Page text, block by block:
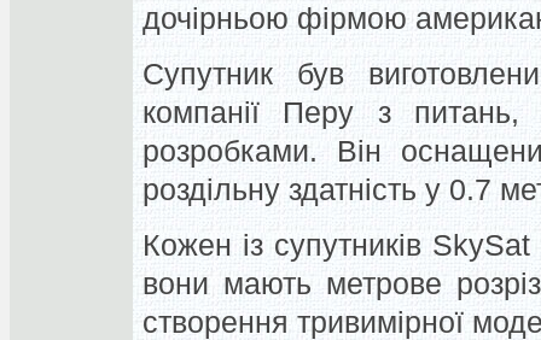
дочірньою фірмою
Супутник був
компанії Перу з питань,
розробками. Він
роздільну здатність у 0.7
Кожен із супутників
вони мають метрове
створення тривимірної